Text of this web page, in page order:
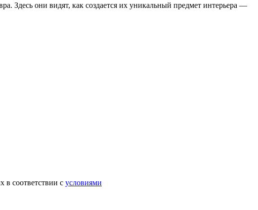
Здесь они видят, как создается их уникальный предмет интерьера —
в соответствии с условиями